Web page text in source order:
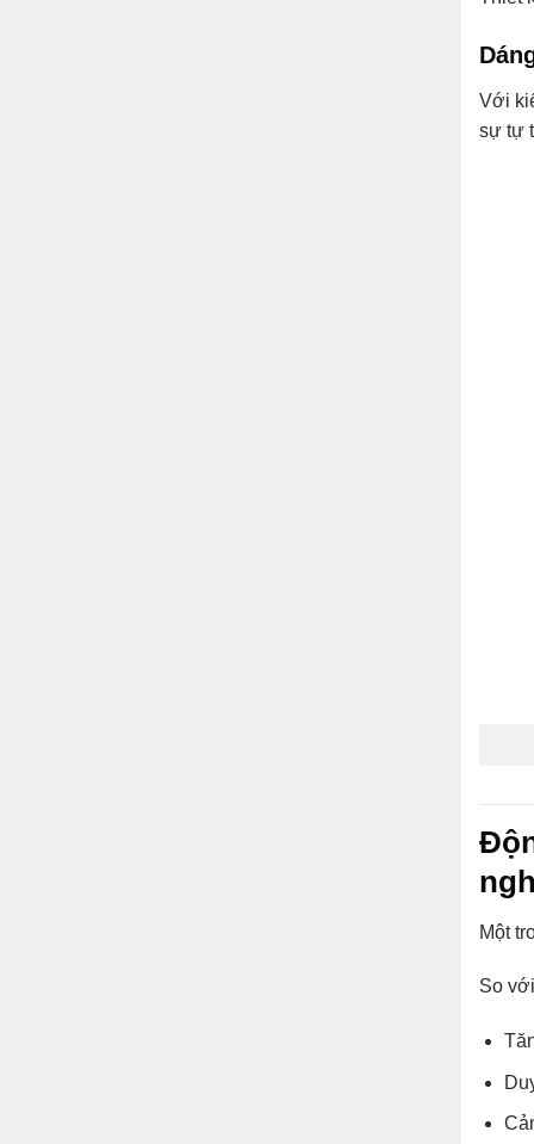
Với
sự tự
Một
So